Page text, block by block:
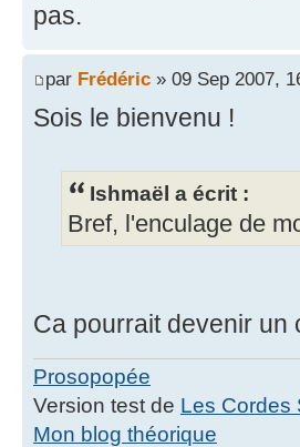
pas.
par Frédéric » 09 Sep 2007,
Sois le bienvenu !
Ishmaël a écrit :
Bref, l'enculage de
Ca pourrait devenir un
Prosopopée
Version test de Les Cordes
Mon blog théorique